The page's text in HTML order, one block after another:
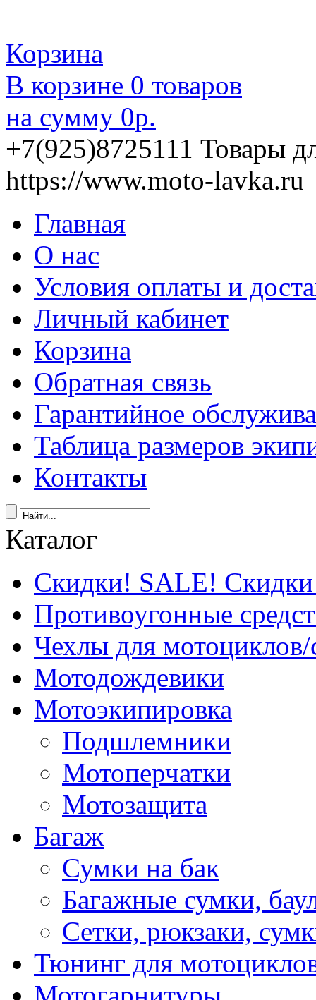
Корзина
В корзине 0 товаров
на сумму 0р.
+7(925)8725111 Товары
https://www.moto-lavka.ru
Главная
О нас
Условия оплаты и
Личный кабинет
Корзина
Обратная связь
Гарантийное
Таблица размеров
Контакты
Каталог
Скидки! SALE!
Противоугонные
Чехлы для мотоциклов/
Мотодождевики
Мотоэкипировка
Подшлемники
Мотоперчатки
Мотозащита
Багаж
Сумки на бак
Багажные сумки,
Сетки, рюкзаки,
Тюнинг для